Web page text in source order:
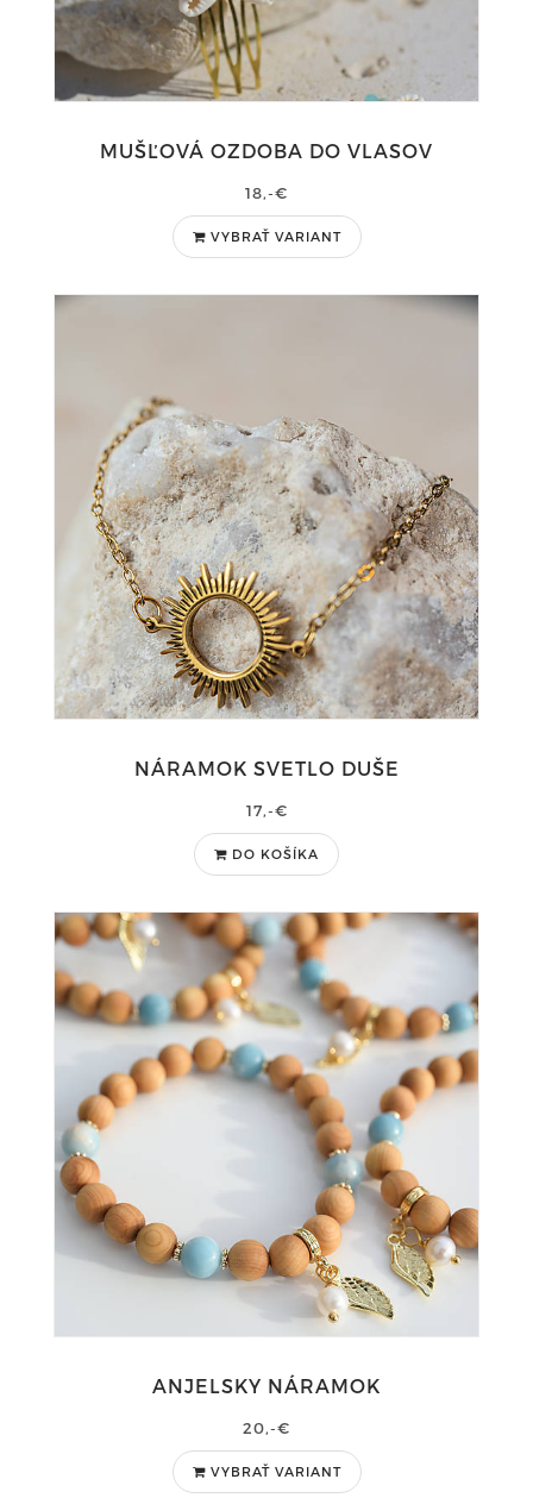
MUŠĽOVÁ OZDOBA DO VLASOV
18,-€
VYBRAŤ VARIANT
NÁRAMOK SVETLO DUŠE
17,-€
DO KOŠÍKA
ANJELSKY NÁRAMOK
20,-€
VYBRAŤ VARIANT